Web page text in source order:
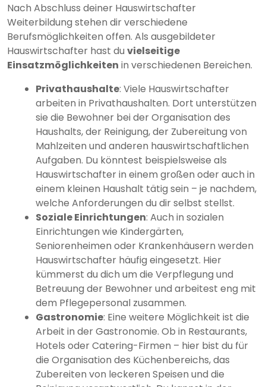
Nach Abschluss deiner Hauswirtschafter
Weiterbildung stehen dir verschiedene
Berufsmöglichkeiten offen. Als ausgebildeter
Hauswirtschafter hast du vielseitige
Einsatzmöglichkeiten in verschiedenen Bereichen.
Privathaushalte: Viele Hauswirtschafter
arbeiten in Privathaushalten. Dort unterstützen
sie die Bewohner bei der Organisation des
Haushalts, der Reinigung, der Zubereitung von
Mahlzeiten und anderen hauswirtschaftlichen
Aufgaben. Du könntest beispielsweise als
Hauswirtschafter in einem großen oder auch in
einem kleinen Haushalt tätig sein – je nachdem,
welche Anforderungen du dir selbst stellst.
Soziale Einrichtungen: Auch in sozialen
Einrichtungen wie Kindergärten,
Seniorenheimen oder Krankenhäusern werden
Hauswirtschafter häufig eingesetzt. Hier
kümmerst du dich um die Verpflegung und
Betreuung der Bewohner und arbeitest eng mit
dem Pflegepersonal zusammen.
Gastronomie: Eine weitere Möglichkeit ist die
Arbeit in der Gastronomie. Ob in Restaurants,
Hotels oder Catering-Firmen – hier bist du für
die Organisation des Küchenbereichs, das
Zubereiten von leckeren Speisen und die